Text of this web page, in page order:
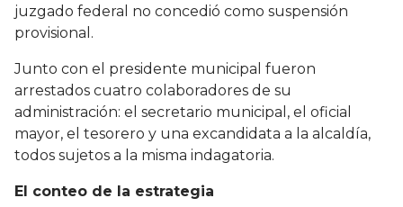
juzgado federal no concedió como suspensión
provisional.
Junto con el presidente municipal fueron
arrestados cuatro colaboradores de su
administración: el secretario municipal, el oficial
mayor, el tesorero y una excandidata a la alcaldía,
todos sujetos a la misma indagatoria.
El conteo de la estrategia